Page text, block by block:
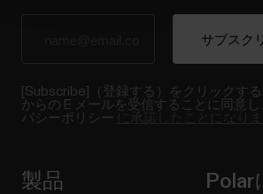
[Subscribe]（登録する）をクリックす
からの E メールを受信することに同意
バシーポリシー
製品 Polar